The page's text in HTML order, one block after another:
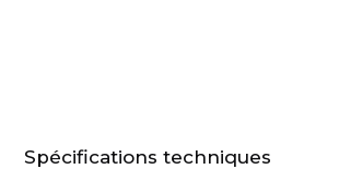
Spécifications techniques